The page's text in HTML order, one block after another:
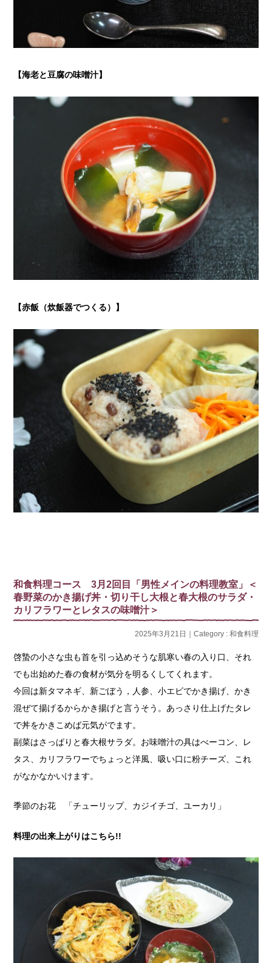
【海老と豆腐の味噌汁】
【赤飯（炊飯器でつくる）】
和食料理コース 3月2回目「男性メインの料理教室」＜
春野菜のかき揚げ丼・切り干し大根と春大根のサラダ・
カリフラワーとレタスの味噌汁＞
2025年3月21日｜Category : 和食料理
啓蟄の小さな虫も首を引っ込めそうな肌寒い春の入り口、それ
でも出始めた春の食材が気分を明るくしてくれます。
今回は新タマネギ、新ごぼう，人参、小エビでかき揚げ、かき
混ぜて揚げるからかき揚げと言うそう。あっさり仕上げたタレ
で丼をかきこめば元気がでます。
副菜はさっぱりと春大根サラダ。お味噌汁の具はべーコン、レ
タス、カリフラワーでちょっと洋風、吸い口に粉チーズ、これ
がなかなかいけます。
季節のお花 「チューリップ、カジイチゴ、ユーカリ」
料理の出来上がりはこちら!!